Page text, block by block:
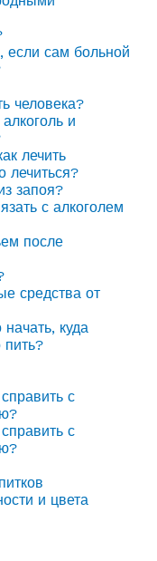
если сам больной
человека?
и
лечить
лечиться?
запоя?
с алкоголем
после
средства от
куда
пить?
с
с
и цвета